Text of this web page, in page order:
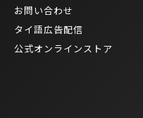
お問い合わせ
タイ語広告配信
公式オンラインストア